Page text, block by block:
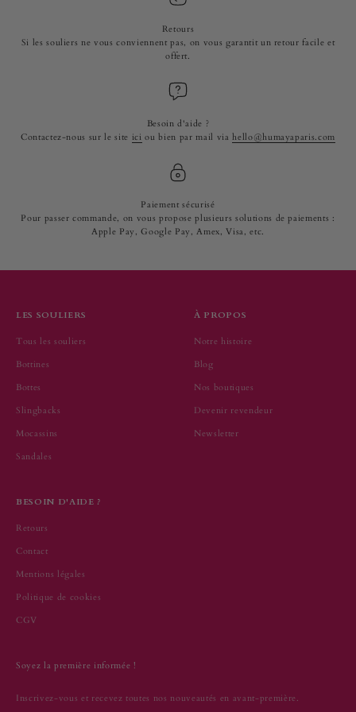
Retours
Si les souliers ne vous conviennent pas, on vous garantit un retour facile et
offert.
Besoin d'aide ?
Contactez-nous sur le site ici ou bien par mail viahello@humayaparis.com
Paiement sécurisé
Pour passer commande, on vous propose plusieurs solutions de paiements :
Apple Pay, Google Pay, Amex, Visa, etc.
LES SOULIERS
Tous les souliers
Bottines
Bottes
Slingbacks
Mocassins
Sandales
À PROPOS
Notre histoire
Blog
Nos boutiques
Devenir revendeur
Newsletter
BESOIN D'AIDE ?
Retours
Contact
Mentions légales
Politique de cookies
CGV
Soyez la première informée !
Inscrivez-vous et recevez toutes nos nouveautés en avant-première.